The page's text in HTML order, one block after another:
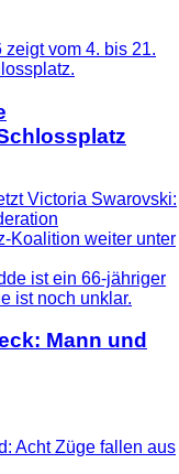
Victoria Swarovski:
Koalition weiter unter
Mann und